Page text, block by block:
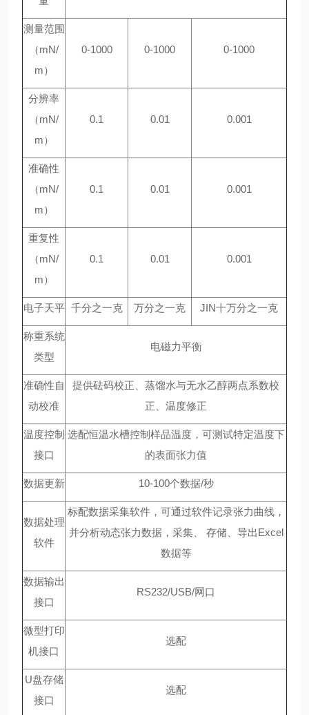
测量范围
（mN/
m）
0-1000 0-1000 0-1000
分辨率
（mN/
m）
0.1 0.01 0.001
准确性
（mN/
m）
0.1 0.01 0.001
重复性
（mN/
m）
0.1 0.01 0.001
电子天平 千分之一克 万分之一克 JIN十万分之一克
称重系统
类型
电磁力平衡
准确性自
动校准
提供砝码校正、蒸馏水与无水乙醇两点系数校
正、温度修正
温度控制
接口
选配恒温水槽控制样品温度，可测试特定温度下
的表面张力值
数据更新 10-100个数据/秒
数据处理
软件
标配数据采集软件，可通过软件记录张力曲线，
并分析动态张力数据，采集、 存储、导出Excel
数据等
数据输出
接口
RS232/USB/网口
微型打印
机接口
选配
U盘存储
接口
选配